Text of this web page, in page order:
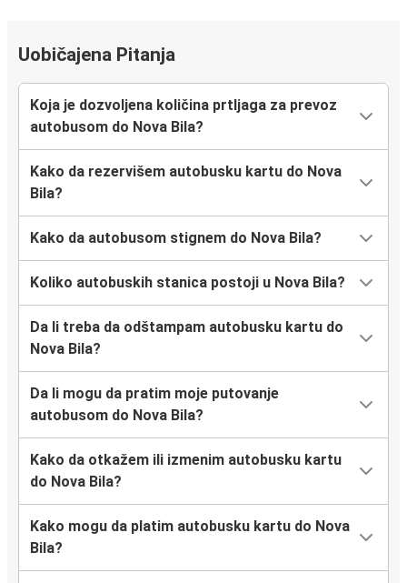
Uobičajena Pitanja
Koja je dozvoljena količina prtljaga za prevoz
autobusom do Nova Bila?
Kako da rezervišem autobusku kartu do Nova
Bila?
Kako da autobusom stignem do Nova Bila?
Koliko autobuskih stanica postoji u Nova Bila?
Da li treba da odštampam autobusku kartu do
Nova Bila?
Da li mogu da pratim moje putovanje
autobusom do Nova Bila?
Kako da otkažem ili izmenim autobusku kartu
do Nova Bila?
Kako mogu da platim autobusku kartu do Nova
Bila?